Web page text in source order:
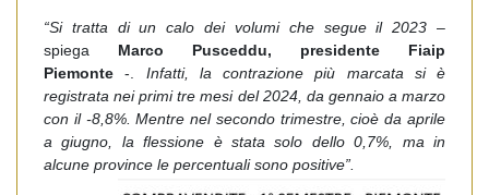
“Si tratta di un calo dei volumi che segue il 2023 –
spiega Marco Pusceddu, presidente Fiaip
Piemonte -. Infatti, la contrazione più marcata si è
registrata nei primi tre mesi del 2024, da gennaio a marzo
con il -8,8%. Mentre nel secondo trimestre, cioè da aprile
a giugno, la flessione è stata solo dello 0,7%, ma in
alcune province le percentuali sono positive”.